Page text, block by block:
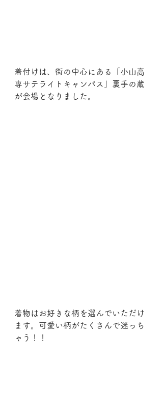
着付けは、街の中心にある「小山高
専サテライトキャンパス」裏手の蔵
が会場となりました。
着物はお好きな柄を選んでいただけ
ます。可愛い柄がたくさんで迷っち
ゃう！！